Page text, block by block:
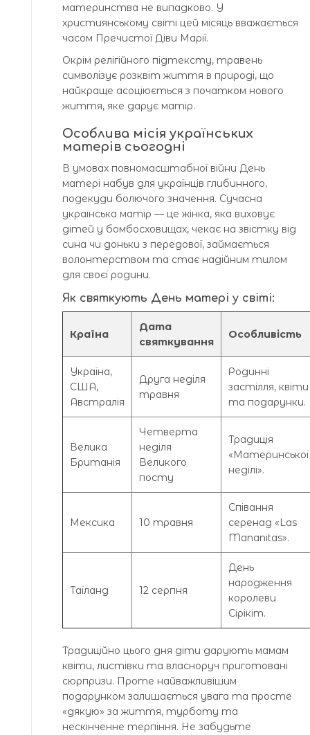
материнства не випадково. У
християнському світі цей місяць вважається
часом Пречистої Діви Марії.
Окрім релігійного підтексту, травень
символізує розквіт життя в природі, що
найкраще асоціюється з початком нового
життя, яке дарує матір.
Особлива місія українських
матерів сьогодні
В умовах повномасштабної війни День
матері набув для українців глибинного,
подекуди болючого значення. Сучасна
українська матір — це жінка, яка виховує
дітей у бомбосховищах, чекає на звістку від
сина чи доньки з передової, займається
волонтерством та стає надійним тилом
для своєї родини.
Як святкують День матері у світі:
Країна
Дата
святкування
Особливість
Україна,
США,
Австралія
Друга неділя
травня
Родинні
застілля, квіти
та подарунки.
Велика
Британія
Четверта
неділя
Великого
посту
Традиція
«Материнської
неділі».
Мексика 10 травня
Співання
серенад «Las
Mananitas».
Таїланд 12 серпня
День
народження
королеви
Сірікіт.
Традиційно цього дня діти дарують мамам
квіти, листівки та власноруч приготовані
сюрпризи. Проте найважливішим
подарунком залишається увага та просте
«дякую» за життя, турботу та
нескінченне терпіння. Не забудьте